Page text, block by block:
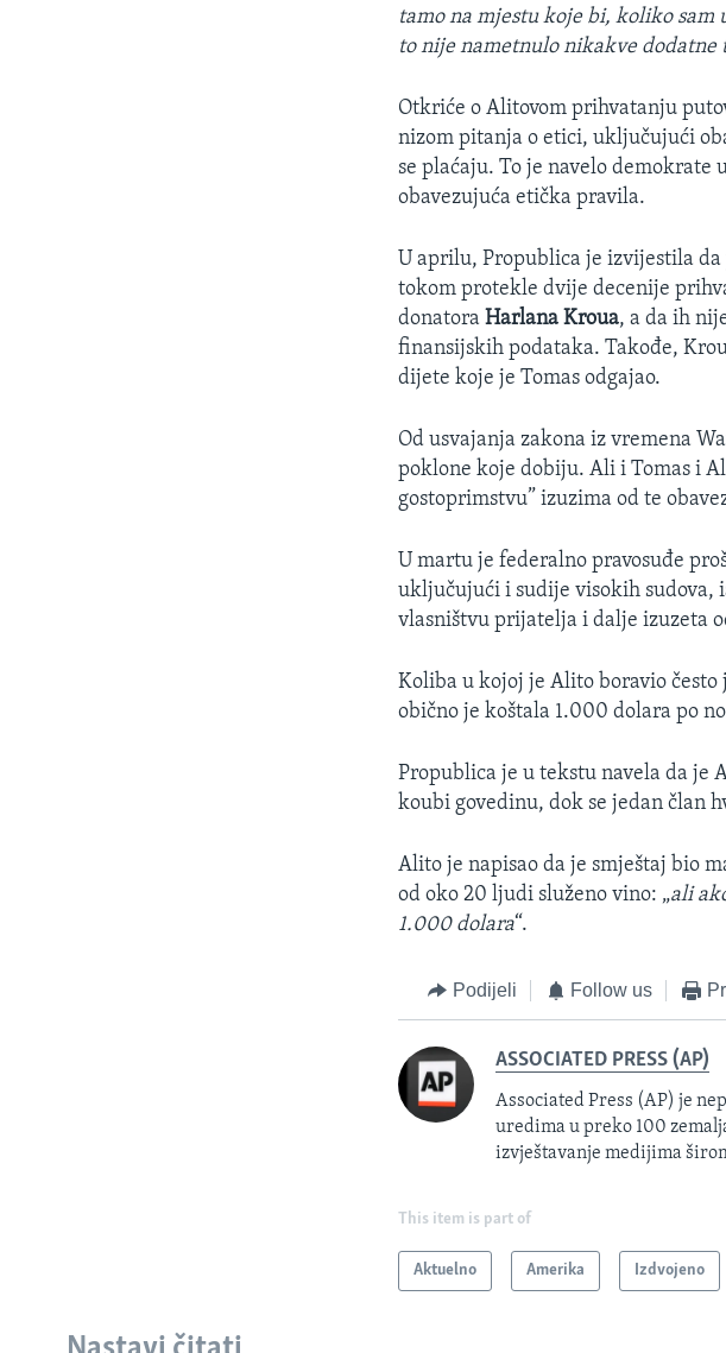
tamo na mjestu koje bi, koliko sam
to nije nametnulo nikakve dodatne
Otkriće o Alitovom prihvatanju
nizom pitanja o etici, uključujući
se plaćaju. To je navelo demokrate
obavezujuća etička pravila.
U aprilu, Propublica je izvijestila
tokom protekle dvije decenije
donatoraHarlana Kroua, a da ih
finansijskih podataka. Takođe,
dijete koje je Tomas odgajao.
Od usvajanja zakona iz vremena
poklone koje dobiju. Ali i Tomas i
gostoprimstvu” izuzima od te
U martu je federalno pravosuđe
uključujući i sudije visokih sudova,
vlasništvu prijatelja i dalje izuzeta
Koliba u kojoj je Alito boravio
obično je koštala 1.000 dolara po
Propublica je u tekstu navela da je
koubi govedinu, dok se jedan član
Alito je napisao da je smještaj bio
od oko 20 ljudi služeno vino: „ali
1.000 dolara“.
Podijeli Follow us
ASSOCIATED PRESS (AP)
Associated Press (AP) je
uredima u preko 100
izvještavanje medijima
This item is part of
Aktuelno Amerika Izdvojeno